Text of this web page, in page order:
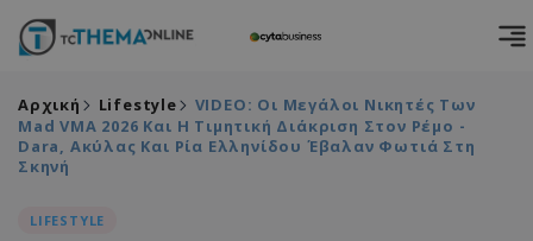
Αρχική Lifestyle
VIDEO: Οι Μεγάλοι Νικητές Των
Mad VMA 2026 Και Η Τιμητική Διάκριση Στον Ρέμο -
Dara, Ακύλας Και Ρία Ελληνίδου Έβαλαν Φωτιά Στη
Σκηνή
LIFESTYLE